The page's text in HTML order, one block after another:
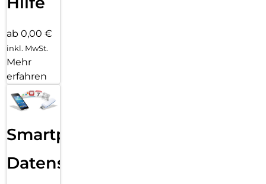
ab 0,00 €
inkl. MwSt.
Mehr
erfahren
Smartphone
Datensicherung